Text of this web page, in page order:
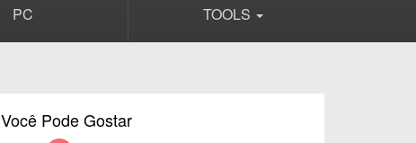
PC TOOLS
Você Pode Gostar